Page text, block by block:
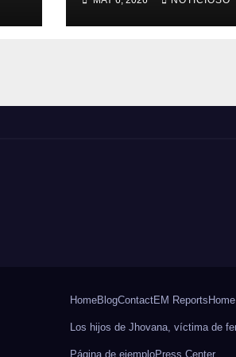
HomeBlogContactEM Reports Home
Los hijos de Jhovana, víctima de
Página de ejemploPress Center